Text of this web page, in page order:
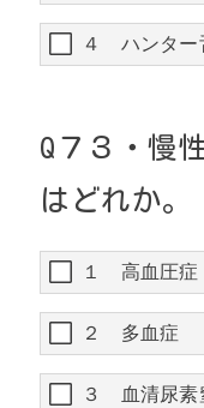
４ ハンター
Q ７３・慢
はどれか。
１ 高血圧症
２ 多血症
３ 血清尿素